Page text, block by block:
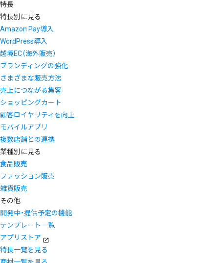
特長
特長別に見る
Amazon Pay導入
WordPress導入
越境EC（海外販売）
ブランディングの強化
さまざまな販売方法
売上につながる集客
ショッピングカート
顧客ロイヤリティを向上
モバイルアプリ
複数店舗との連携
業種別に見る
食品販売
ファッション販売
雑貨販売
その他
開発中・提供予定の機能
テンプレート一覧
アプリストア
特長一覧を見る